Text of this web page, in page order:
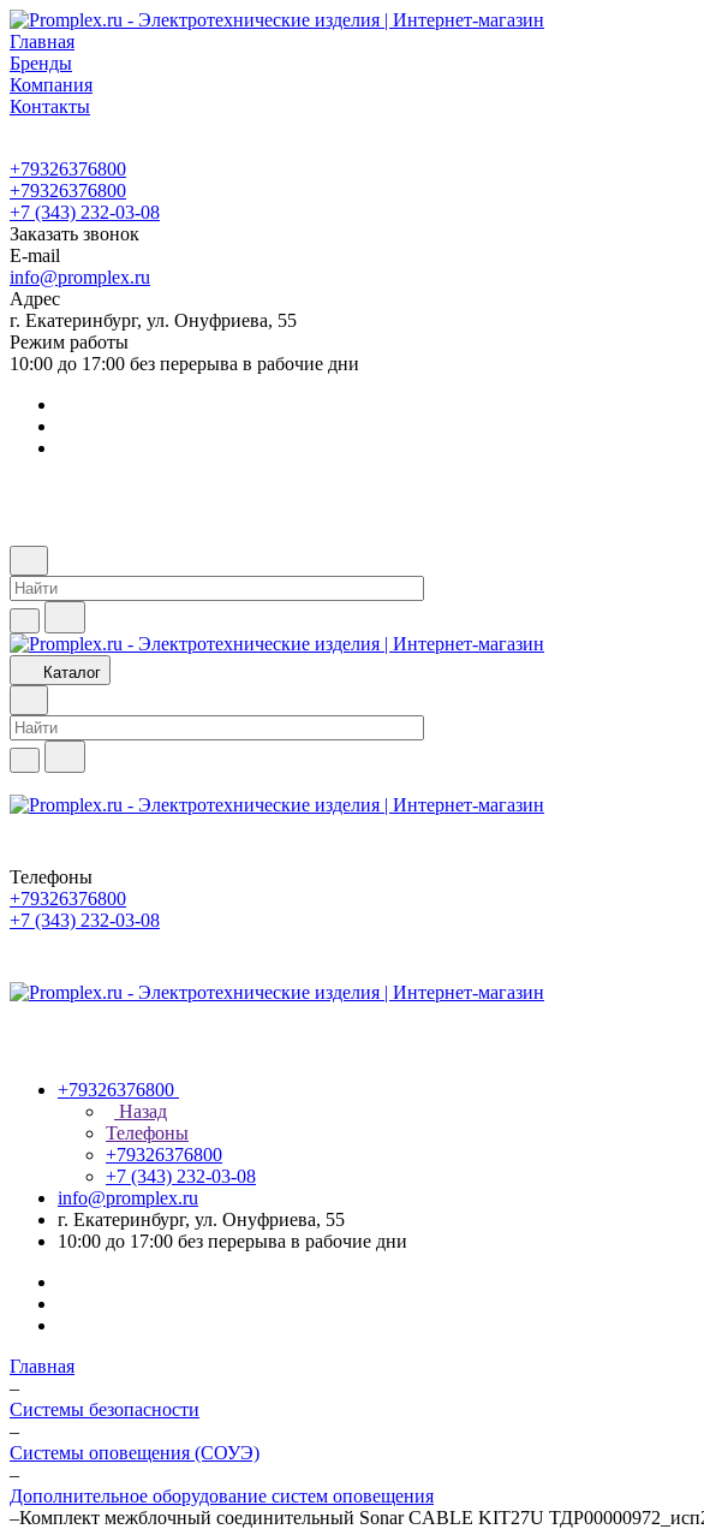
Главная
Бренды
Компания
Контакты
+79326376800
+79326376800
+7 (343) 232-03-08
Заказать звонок
E-mail
info@promplex.ru
Адрес
г. Екатеринбург, ул. Онуфриева, 55
Режим работы
10:00 до 17:00 без перерыва в рабочие дни
Каталог
Телефоны
+79326376800
+7 (343) 232-03-08
+79326376800
Назад
Телефоны
+79326376800
+7 (343) 232-03-08
info@promplex.ru
г. Екатеринбург, ул. Онуфриева, 55
10:00 до 17:00 без перерыва в рабочие дни
Главная
–
Системы безопасности
–
Системы оповещения (СОУЭ)
–
Дополнительное оборудование систем оповещения
–Комплект межблочный соединительный Sonar CABLE KIT27U